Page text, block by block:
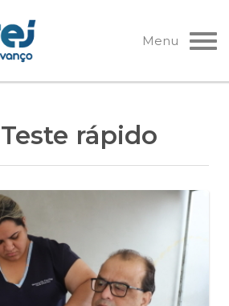
Menu
Teste rápido